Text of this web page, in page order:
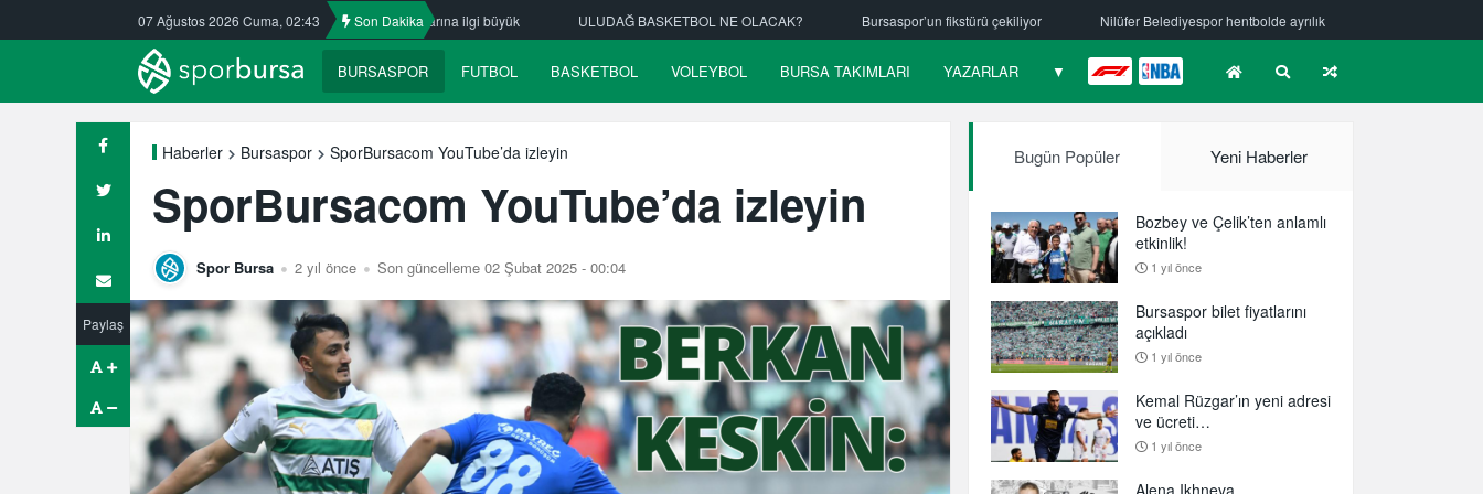
07 Ağustos 2026 Cuma, 02:43 Son Dakika
Nilüfer’de yaz okullarına ilgi büyük ULUDAĞ BASKETBOL NE OLACAK? Bursaspor’un fikstürü çekiliyor Nilüfer Belediyespor hentbolde ayrılık Mehmet Güzelsöz’den mesaj var!
BURSASPOR FUTBOL BASKETBOL VOLEYBOL BURSA TAKIMLARI YAZARLAR ▼ F1 NBA
Paylaş
Haberler Bursaspor SporBursacom YouTube’da izleyin
SporBursacom YouTube’da izleyin
Spor Bursa 2 yıl önce Son güncelleme 02 Şubat 2025 - 00:04
Bugün Popüler Yeni Haberler
Bozbey ve Çelik’ten anlamlı
etkinlik!
1 yıl önce
Bursaspor bilet fiyatlarını
açıkladı
1 yıl önce
Kemal Rüzgar’ın yeni adresi
ve ücreti…
1 yıl önce
Alena Ikhneva